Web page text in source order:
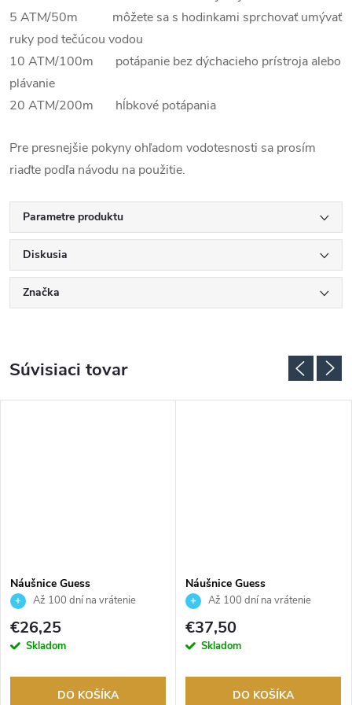
5 ATM/50m môžete sa s hodinkami sprchovať umývať
ruky pod tečúcou vodou
10 ATM/100m potápanie bez dýchacieho prístroja alebo
plávanie
20 ATM/200m hĺbkové potápania
Pre presnejšie pokyny ohľadom vodotesnosti sa prosím
riaďte podľa návodu na použitie.
Parametre produktu
Diskusia
Značka
Súvisiaci tovar
Náušnice Guess
JUBE06180JWRHT
Až 100 dní na vrátenie
tovaru. Autorizovaný predajca.
€26,25
Skladom
DO KOŠÍKA
Náušnice Guess
JUBE05020JWRHT
Až 100 dní na vrátenie
tovaru. Autorizovaný predajca.
€37,50
Skladom
DO KOŠÍKA